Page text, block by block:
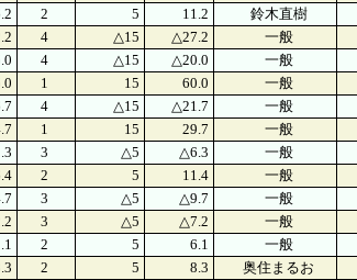
2 5 11.2 鈴木直樹
4 △15 △27.2 一般
4 △15 △20.0 一般
1 15 60.0 一般
4 △15 △21.7 一般
1 15 29.7 一般
3 △5 △6.3 一般
2 5 11.4 一般
3 △5 △9.7 一般
3 △5 △7.2 一般
2 5 6.1 一般
2 5 8.3 奥住まるお